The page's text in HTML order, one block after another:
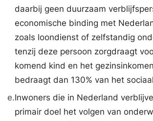
daarbij geen duurzaam
economische binding met
zoals loondienst of zelfstandig
tenzij deze persoon zorgdraagt
komend kind en het
bedraagt dan 130% van het
e.Inwoners die in Nederland
primair doel het volgen van